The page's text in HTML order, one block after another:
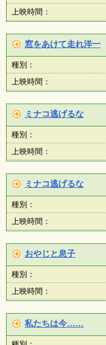
上映時間：
窓をあけて走れ洋一
種別：
上映時間：
ミナコ逃げるな
種別：
上映時間：
ミナコ逃げるな
種別：
上映時間：
おやじと息子
種別：
上映時間：
私たちは今……